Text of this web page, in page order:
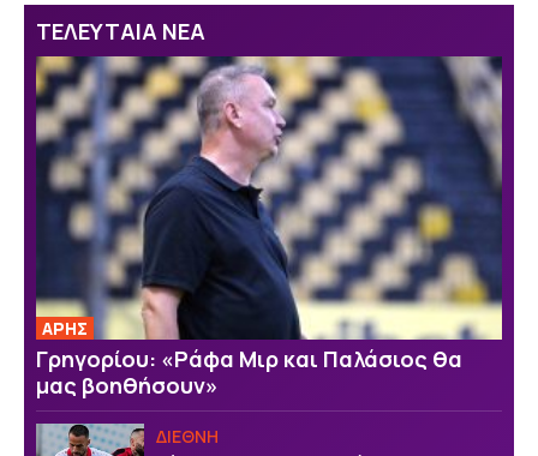
ΤΕΛΕΥΤΑΙΑ ΝΕΑ
ΑΡΗΣ
Γρηγορίου: «Ράφα Μιρ και Παλάσιος θα
μας βοηθήσουν»
ΔΙΕΘΝΗ